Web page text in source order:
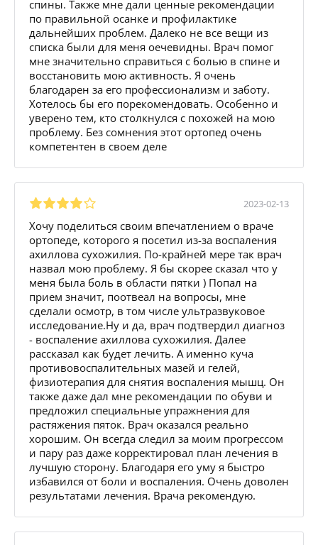
спины. Также мне дали ценные рекомендации
по правильной осанке и профилактике
дальнейших проблем. Далеко не все вещи из
списка были для меня оечевидны. Врач помог
мне значительно справиться с болью в спине и
восстановить мою активность. Я очень
благодарен за его профессионализм и заботу.
Хотелось бы его порекомендовать. Особенно и
уверено тем, кто столкнулся с похожей на мою
проблему. Без сомнения этот ортопед очень
компетентен в своем деле
2023-02-13
Хочу поделиться своим впечатлением о враче
ортопеде, которого я посетил из-за воспаления
ахиллова сухожилия. По-крайней мере так врач
назвал мою проблему. Я бы скорее сказал что у
меня была боль в области пятки ) Попал на
прием значит, поотвеал на вопросы, мне
сделали осмотр, в том числе ультразвуковое
исследование.Ну и да, врач подтвердил диагноз
- воспаление ахиллова сухожилия. Далее
рассказал как будет лечить. А именно куча
противовоспалительных мазей и гелей,
физиотерапия для снятия воспаления мышц. Он
также даже дал мне рекомендации по обуви и
предложил специальные упражнения для
растяжения пяток. Врач оказался реально
хорошим. Он всегда следил за моим прогрессом
и пару раз даже корректировал план лечения в
лучшую сторону. Благодаря его уму я быстро
избавился от боли и воспаления. Очень доволен
результатами лечения. Врача рекомендую.